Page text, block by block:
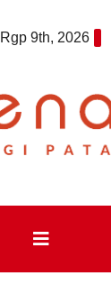
9th, 2026